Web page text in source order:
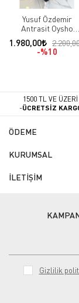
Yusuf Özdemir
Antrasit Oysho
eşofman
1.980,00
%10
1500 TL VE ÜZERİ
-ÜCRETSİZ
ÖDEME
KURUMSAL
İLETİŞİM
Gizlilik